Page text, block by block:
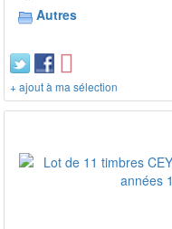
Autres
+ ajout à ma sélection